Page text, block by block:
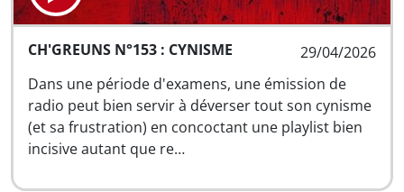
29/04/2026
CH'GREUNS N°153 : CYNISME
Dans une période d'examens, une émission de
radio peut bien servir à déverser tout son cynisme
(et sa frustration) en concoctant une playlist bien
incisive autant que re…